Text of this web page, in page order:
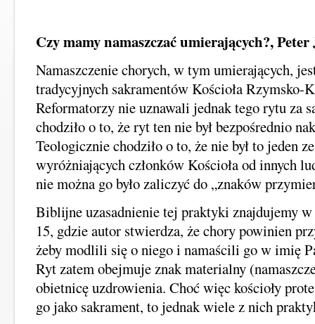
Czy mamy namaszczać umierających?,
Namaszczenie chorych, w tym umierających,
tradycyjnych sakramentów Kościoła Rzymsko-
Reformatorzy nie uznawali jednak tego rytu za
chodziło o to, że ryt ten nie był bezpośrednio
Teologicznie chodziło o to, że nie był to jeden
wyróżniających członków Kościoła od innych
nie można go było zaliczyć do „znaków
Biblijne uzasadnienie tej praktyki znajdujemy
15, gdzie autor stwierdza, że chory powinien
żeby modlili się o niego i namaścili go w imię
Ryt zatem obejmuje znak materialny
obietnicę uzdrowienia. Choć więc kościoły
go jako sakrament, to jednak wiele z nich